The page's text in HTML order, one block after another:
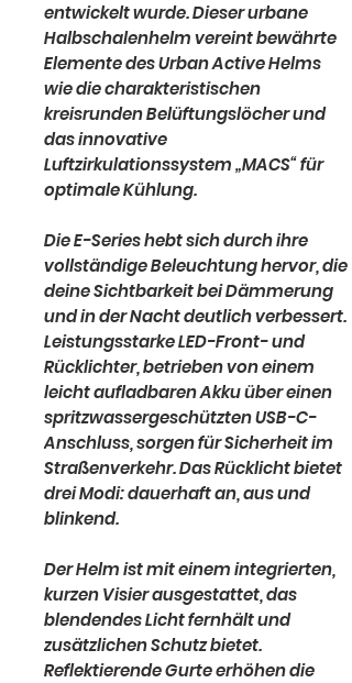
entwickelt wurde. Dieser urbane
Halbschalenhelm vereint bewährte
Elemente des Urban Active Helms
wie die charakteristischen
kreisrunden Belüftungslöcher und
das innovative
Luftzirkulationssystem „MACS“ für
optimale Kühlung.
Die E-Series hebt sich durch ihre
vollständige Beleuchtung hervor, die
deine Sichtbarkeit bei Dämmerung
und in der Nacht deutlich verbessert.
Leistungsstarke LED-Front- und
Rücklichter, betrieben von einem
leicht aufladbaren Akku über einen
spritzwassergeschützten USB-C-
Anschluss, sorgen für Sicherheit im
Straßenverkehr. Das Rücklicht bietet
drei Modi: dauerhaft an, aus und
blinkend.
Der Helm ist mit einem integrierten,
kurzen Visier ausgestattet, das
blendendes Licht fernhält und
zusätzlichen Schutz bietet.
Reflektierende Gurte erhöhen die